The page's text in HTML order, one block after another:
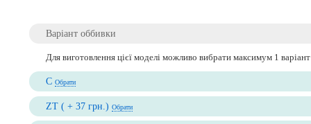
Варіант оббивки
Для виготовлення цієї моделі можливо вибрати максимум 1
CОбрати
ZT ( + 37 грн.)Обрати